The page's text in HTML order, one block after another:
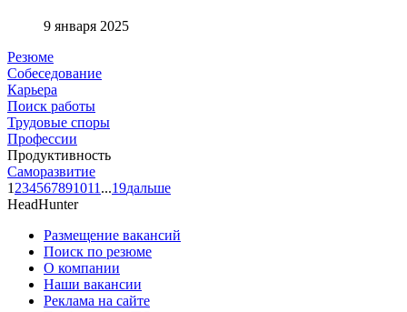
9 января 2025
Резюме
Собеседование
Карьера
Поиск работы
Трудовые споры
Профессии
Продуктивность
Саморазвитие
1 234567891011 ...19дальше
HeadHunter
Размещение вакансий
Поиск по резюме
О компании
Наши вакансии
Реклама на сайте